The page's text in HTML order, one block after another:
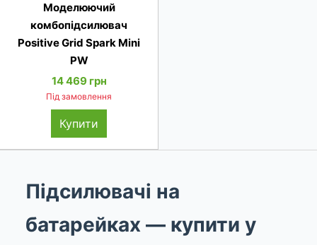
Моделюючий
комбопідсилювач
Positive Grid Spark Mini
PW
14 469 грн
Під замовлення
Купити
Підсилювачі на
батарейках — купити у